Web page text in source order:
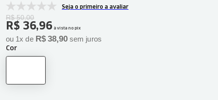
Seja o primeiro a avaliar
R$ 50,00
R$ 36,96 à vista no pix
ou 1x de R$ 38,90 sem juros
Cor